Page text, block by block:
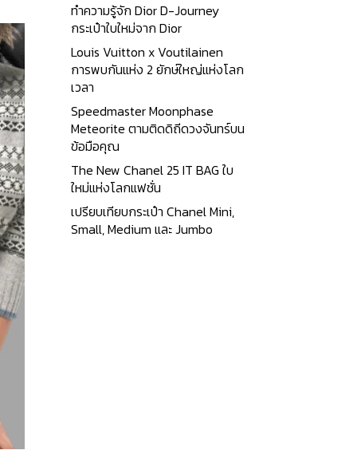
ทำความรู้จัก Dior D-Journey
กระเป๋าใบใหม่จาก Dior
Louis Vuitton x Voutilainen
การพบกันแห่ง 2 ยักษ์ใหญ่แห่งโลก
เวลา
Speedmaster Moonphase
Meteorite ตามติดดิถีดวงจันทร์บน
ข้อมือคุณ
The New Chanel 25 IT BAG ใบ
ใหม่แห่งโลกแฟชั่น
เปรียบเทียบกระเป๋า Chanel Mini,
Small, Medium และ Jumbo